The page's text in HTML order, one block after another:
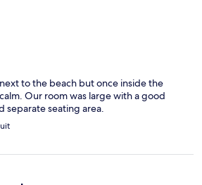
to the beach but once inside the
Our room was large with a good
separate seating area.